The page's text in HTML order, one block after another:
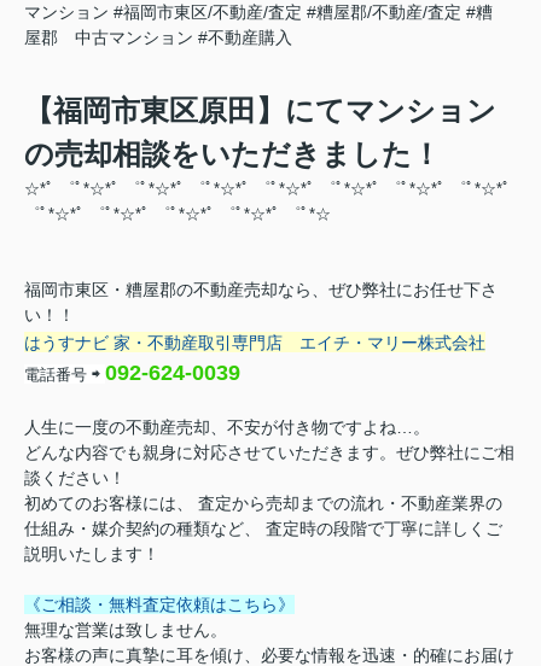
マンション #福岡市東区/不動産/査定 #糟屋郡/不動産/査定 #糟
屋郡 中古マンション #不動産購入
【福岡市東区原田】にてマンション
の売却相談をいただきました！
☆*ﾟ ゜ﾟ*☆*ﾟ ゜ﾟ*☆*ﾟ ゜ﾟ*☆*ﾟ ゜ﾟ*☆*ﾟ ゜ﾟ*☆*ﾟ ゜ﾟ*☆*ﾟ ゜ﾟ*☆*ﾟ
゜ﾟ*☆*ﾟ ゜ﾟ*☆*ﾟ ゜ﾟ*☆*ﾟ ゜ﾟ*☆*ﾟ ゜ﾟ*☆
福岡市東区・糟屋郡の不動産売却なら、ぜひ弊社にお任せ下さ
い！！
はうすナビ 家・不動産取引専門店 エイチ・マリー株式会社
電話番号 ⇨ 092-624-0039
人生に一度の不動産売却、不安が付き物ですよね…。
どんな内容でも親身に対応させていただきます。ぜひ弊社にご相
談ください！
初めてのお客様には、 査定から売却までの流れ・不動産業界の
仕組み・媒介契約の種類など、 査定時の段階で丁寧に詳しくご
説明いたします！
《ご相談・無料査定依頼はこちら》
無理な営業は致しません。
お客様の声に真摯に耳を傾け、必要な情報を迅速・的確にお届け